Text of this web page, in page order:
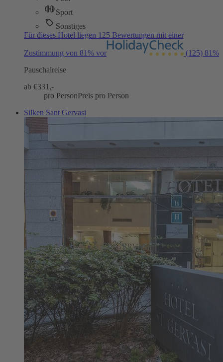
Sport
Sonstiges
Für dieses Hotel liegen 125 Bewertungen mit einer
Zustimmung von 81% vor (125) 81%
Pauschalreise
ab €331,-
pro PersonPreis pro Person
Silken Sant Gervasi